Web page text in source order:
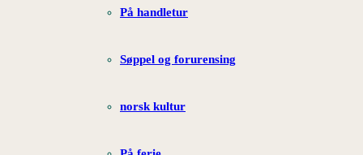
På handletur
Søppel og forurensing
norsk kultur